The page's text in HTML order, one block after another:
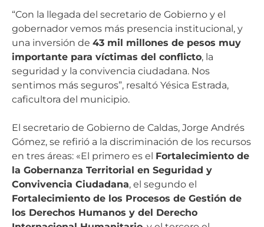
“Con la llegada del secretario de Gobierno y el
gobernador vemos más presencia institucional, y
una inversión de 43 mil millones de pesos muy
importante para víctimas del conflicto, la
seguridad y la convivencia ciudadana. Nos
sentimos más seguros”, resaltó Yésica Estrada,
caficultora del municipio.
El secretario de Gobierno de Caldas, Jorge Andrés
Gómez, se refirió a la discriminación de los recursos
en tres áreas: «El primero es el Fortalecimiento de
la Gobernanza Territorial en Seguridad y
Convivencia Ciudadana, el segundo el
Fortalecimiento de los Procesos de Gestión de
los Derechos Humanos y del Derecho